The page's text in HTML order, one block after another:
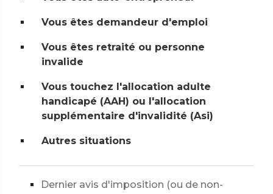
Vous êtes demandeur d'emploi
Vous êtes retraité ou personne
invalide
Vous touchez l'allocation adulte
handicapé (AAH) ou l'allocation
supplémentaire d'invalidité (Asi)
Autres situations
Dernier avis d'imposition (ou de non-